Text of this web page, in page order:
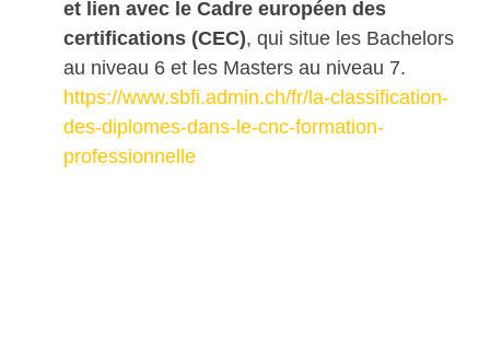
et lien avec le Cadre européen des
certifications (CEC), qui situe les Bachelors
au niveau 6 et les Masters au niveau 7.
https://www.sbfi.admin.ch/fr/la-classification-
des-diplomes-dans-le-cnc-formation-
professionnelle